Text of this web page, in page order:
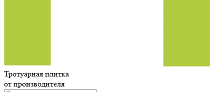
Тротуарная плитка
от производителя